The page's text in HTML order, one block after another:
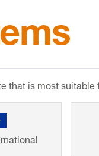
liv för kakel och
E - Elektrisk
– 2.85 MB
PS - Peel & Stick:
that is most suitable